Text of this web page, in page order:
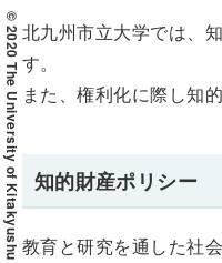
© 2020 The University of Kitakyushu 北九州市立大学では、
す。
また、権利化に際し知
知的財産ポリシー
教育と研究を通した社